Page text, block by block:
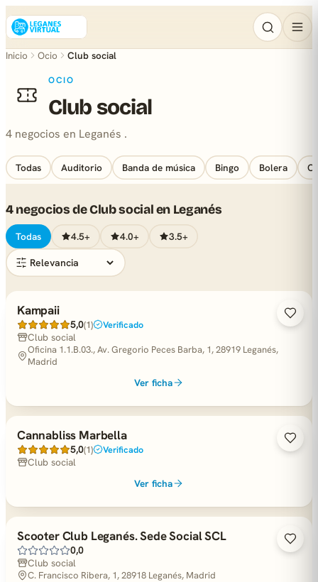
Inicio Ocio Club social
OCIO
Club social
4 negocios en Leganés .
Todas Auditorio Banda de música Bingo Bolera
4 negocios de Club social en Leganés
Todas 4.5+ 4.0+ 3.5+
Kampaii
5,0(1) Verificado
Club social
Oficina 1.1.B.03., Av. Gregorio Peces Barba, 1, 28919 Leganés,
Madrid
Ver ficha
Cannabliss Marbella
5,0(1) Verificado
Club social
Ver ficha
Scooter Club Leganés. Sede Social SCL
0,0
Club social
C. Francisco Ribera, 1, 28918 Leganés, Madrid